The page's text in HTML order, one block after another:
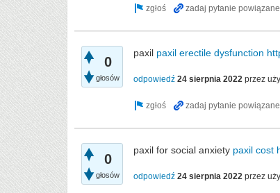
0
głosów
paxil paxil erectile dysfunction
odpowiedź 24 sierpnia 2022 przez
0
głosów
paxil for social anxiety paxil cost
odpowiedź 24 sierpnia 2022 przez